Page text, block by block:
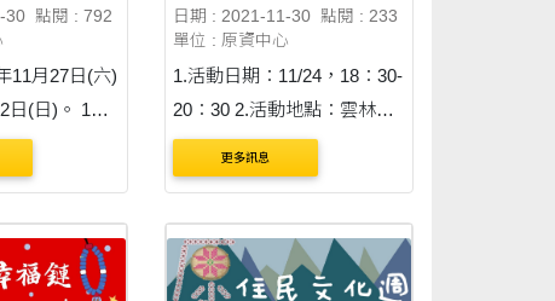
30 點閱 : 792
11月27日(六)
日(日)。 1、
民族文化館
愛路 69
午3時)。
日期 : 2021-11-30 點閱 : 233
單位 : 原資中心
1.活動日期：11/24，18：30-
20：30 2.活動地點：雲林科
技大學，人科一館DH302
更多訊息